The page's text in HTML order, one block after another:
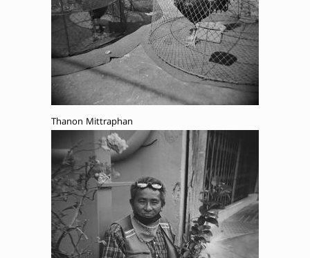
Thanon Mittraphan